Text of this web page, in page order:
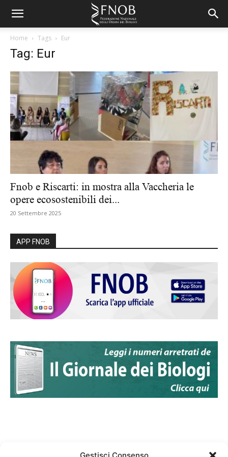
Home Tags Eur
Tag: Eur
Fnob e Riscarti: in mostra alla Vaccheria le
opere ecosostenibili dei...
20 Settembre 2025
APP FNOB